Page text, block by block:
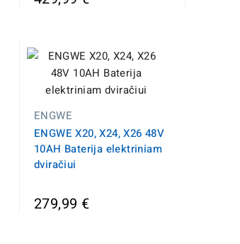
ENGWE
ENGWE X20, X24, X26 48V
10AH Baterija elektriniam
dviračiui
279,99 €